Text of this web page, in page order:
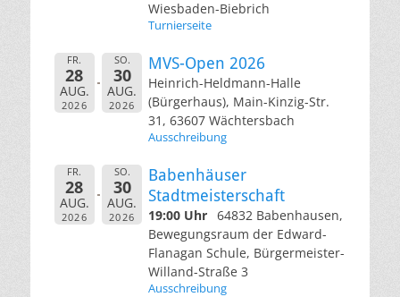
Wiesbaden-Biebrich
Turnierseite
FR.
28
AUG.
2026
SO.
30
AUG.
2026
MVS-Open 2026
Heinrich-Heldmann-Halle
(Bürgerhaus), Main-Kinzig-Str.
31, 63607 Wächtersbach
Ausschreibung
FR.
28
AUG.
2026
SO.
30
AUG.
2026
Babenhäuser
Stadtmeisterschaft
19:00 Uhr 64832 Babenhausen,
Bewegungsraum der Edward-
Flanagan Schule, Bürgermeister-
Willand-Straße 3
Ausschreibung